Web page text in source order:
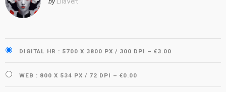
DIGITAL HR : 5700 X 3800 PX / 300 DPI – €3.00
WEB : 800 X 534 PX / 72 DPI – €0.00